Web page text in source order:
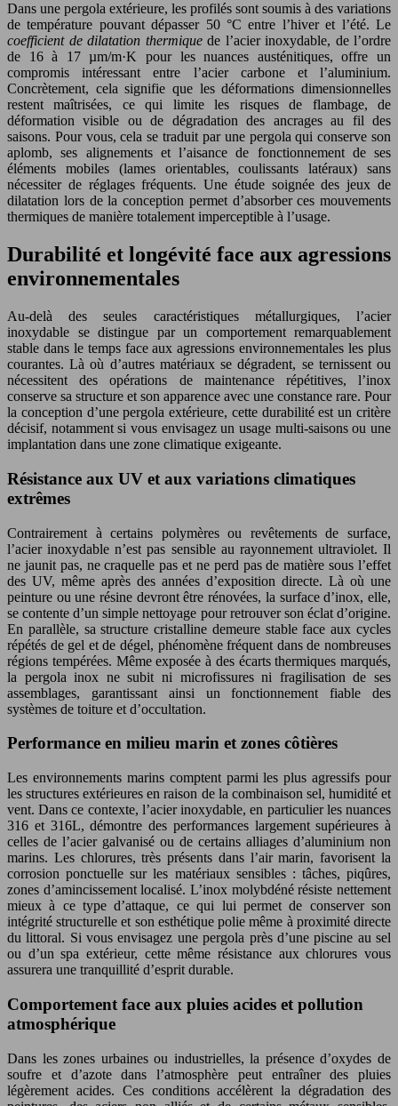
Dans une pergola extérieure, les profilés sont soumis à des variations
de température pouvant dépasser 50 °C entre l’hiver et l’été. Le
coefficient de dilatation thermiquede l’acier inoxydable, de l’ordre
de 16 à 17 µm/m·K pour les nuances austénitiques, offre un
compromis intéressant entre l’acier carbone et l’aluminium.
Concrètement, cela signifie que les déformations dimensionnelles
restent maîtrisées, ce qui limite les risques de flambage, de
déformation visible ou de dégradation des ancrages au fil des
saisons. Pour vous, cela se traduit par une pergola qui conserve son
aplomb, ses alignements et l’aisance de fonctionnement de ses
éléments mobiles (lames orientables, coulissants latéraux) sans
nécessiter de réglages fréquents. Une étude soignée des jeux de
dilatation lors de la conception permet d’absorber ces mouvements
thermiques de manière totalement imperceptible à l’usage.
Durabilité et longévité face aux agressions
environnementales
Au-delà des seules caractéristiques métallurgiques, l’acier
inoxydable se distingue par un comportement remarquablement
stable dans le temps face aux agressions environnementales les plus
courantes. Là où d’autres matériaux se dégradent, se ternissent ou
nécessitent des opérations de maintenance répétitives, l’inox
conserve sa structure et son apparence avec une constance rare. Pour
la conception d’une pergola extérieure, cette durabilité est un critère
décisif, notamment si vous envisagez un usage multi-saisons ou une
implantation dans une zone climatique exigeante.
Résistance aux UV et aux variations climatiques
extrêmes
Contrairement à certains polymères ou revêtements de surface,
l’acier inoxydable n’est pas sensible au rayonnement ultraviolet. Il
ne jaunit pas, ne craquelle pas et ne perd pas de matière sous l’effet
des UV, même après des années d’exposition directe. Là où une
peinture ou une résine devront être rénovées, la surface d’inox, elle,
se contente d’un simple nettoyage pour retrouver son éclat d’origine.
En parallèle, sa structure cristalline demeure stable face aux cycles
répétés de gel et de dégel, phénomène fréquent dans de nombreuses
régions tempérées. Même exposée à des écarts thermiques marqués,
la pergola inox ne subit ni microfissures ni fragilisation de ses
assemblages, garantissant ainsi un fonctionnement fiable des
systèmes de toiture et d’occultation.
Performance en milieu marin et zones côtières
Les environnements marins comptent parmi les plus agressifs pour
les structures extérieures en raison de la combinaison sel, humidité et
vent. Dans ce contexte, l’acier inoxydable, en particulier les nuances
316 et 316L, démontre des performances largement supérieures à
celles de l’acier galvanisé ou de certains alliages d’aluminium non
marins. Les chlorures, très présents dans l’air marin, favorisent la
corrosion ponctuelle sur les matériaux sensibles : tâches, piqûres,
zones d’amincissement localisé. L’inox molybdéné résiste nettement
mieux à ce type d’attaque, ce qui lui permet de conserver son
intégrité structurelle et son esthétique polie même à proximité directe
du littoral. Si vous envisagez une pergola près d’une piscine au sel
ou d’un spa extérieur, cette même résistance aux chlorures vous
assurera une tranquillité d’esprit durable.
Comportement face aux pluies acides et pollution
atmosphérique
Dans les zones urbaines ou industrielles, la présence d’oxydes de
soufre et d’azote dans l’atmosphère peut entraîner des pluies
légèrement acides. Ces conditions accélèrent la dégradation des